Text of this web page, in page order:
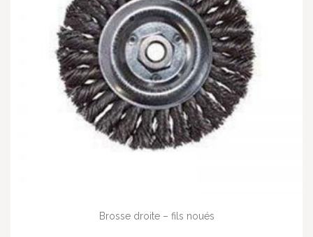
Brosse droite – fils noués